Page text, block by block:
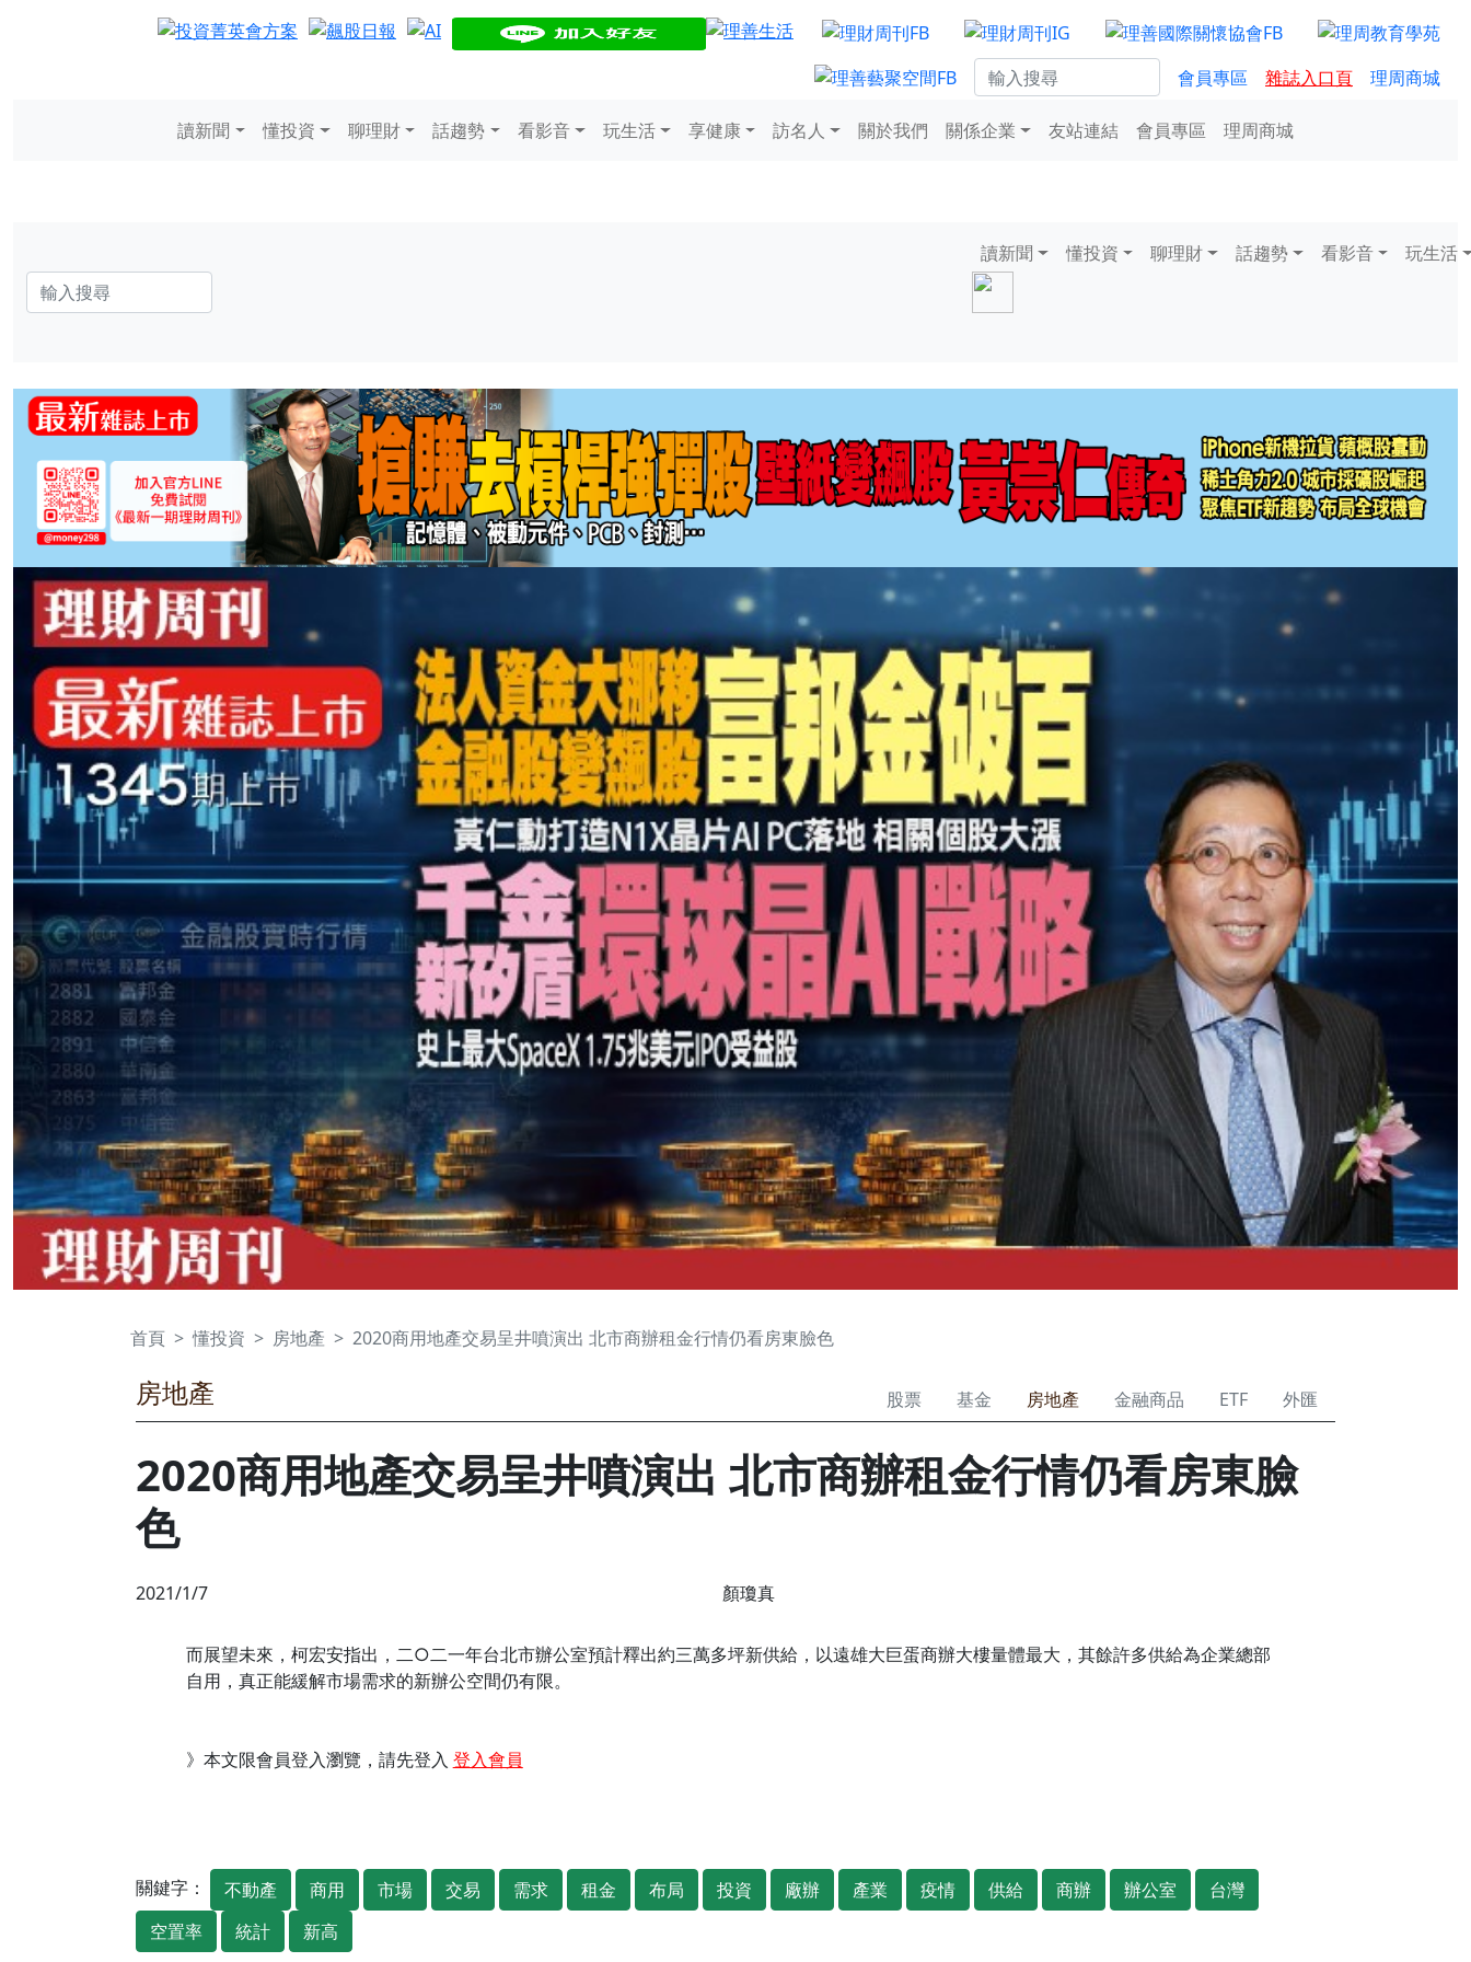
會員專區 雜誌入口頁 理周商城
讀新聞 懂投資 聊理財 話趨勢 看影音 玩生活 享健康 訪名人 關於我們 關係企業 友站連結 會員專區 理周商城
讀新聞 懂投資 聊理財 話趨勢 看影音 玩生活
首頁 懂投資 房地產 2020商用地產交易呈井噴演出 北市商辦租金行情仍看房東臉色
房地產 股票 基金 房地產 金融商品 ETF 外匯
2020商用地產交易呈井噴演出 北市商辦租金行情仍看房東臉
色
2021/1/7 顏瓊真
而展望未來，柯宏安指出，二○二一年台北市辦公室預計釋出約三萬多坪新供給，以遠雄大巨蛋商辦大樓量體最大，其餘許多供給為企業總部
自用，真正能緩解市場需求的新辦公空間仍有限。
》本文限會員登入瀏覽，請先登入 登入會員
關鍵字： 不動產 商用 市場 交易 需求 租金 布局 投資 廠辦 產業 疫情 供給 商辦 辦公室
台灣
空置率
統計 新高